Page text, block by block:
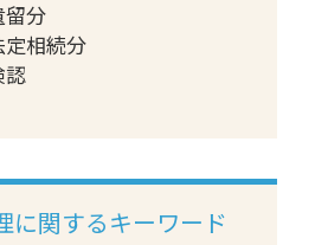
留分
相続分
認
に関するキーワード